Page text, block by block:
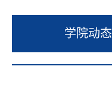
学院动态